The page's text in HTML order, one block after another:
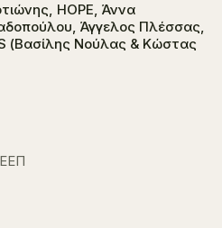
HOPE, Άννα
Άγγελος Πλέσσας,
(Βασίλης Νούλας & Κώστας